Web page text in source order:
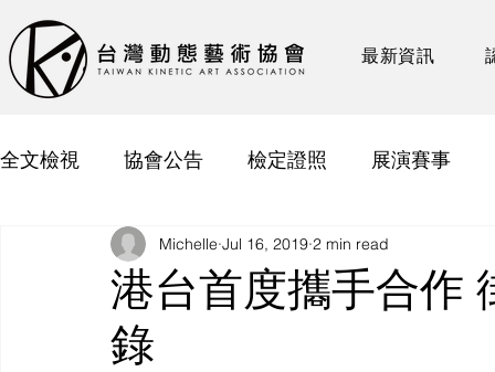
最新資訊
全文檢視 協會公告 檢定證照 展演賽事
港台首度攜手合作
錄
Michelle Jul 16, 2019 2 min read